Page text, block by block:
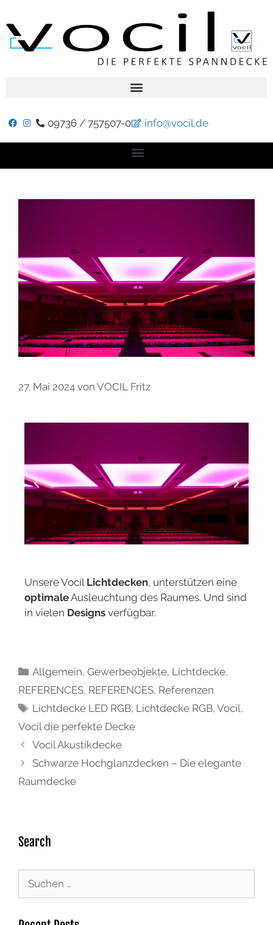
09736 / 757507-0 info@vocil.de
27. Mai 2024 von VOCIL Fritz
Unsere Vocil Lichtdecken, unterstützen eine
optimaleAusleuchtung des Raumes. Und sind
in vielen Designs verfügbar.
Allgemein,Gewerbeobjekte, Lichtdecke,
REFERENCES, REFERENCES, Referenzen
Lichtdecke LED RGB, Lichtdecke RGB,Vocil,
Vocil die perfekte Decke
Vocil Akustikdecke
Schwarze Hochglanzdecken – Die elegante
Raumdecke
Search